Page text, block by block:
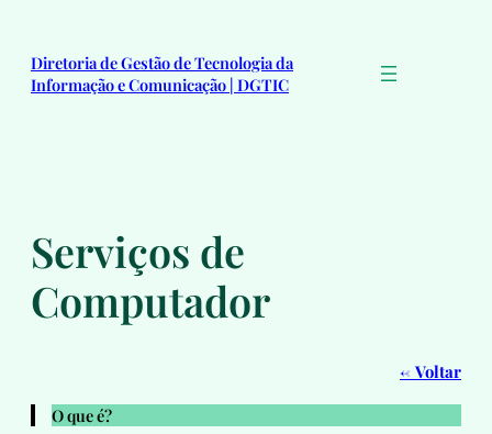
conteúdo
Diretoria de Gestão de Tecnologia da
Informação e Comunicação | DGTIC
Serviços de
Computador
← Voltar
O que é?